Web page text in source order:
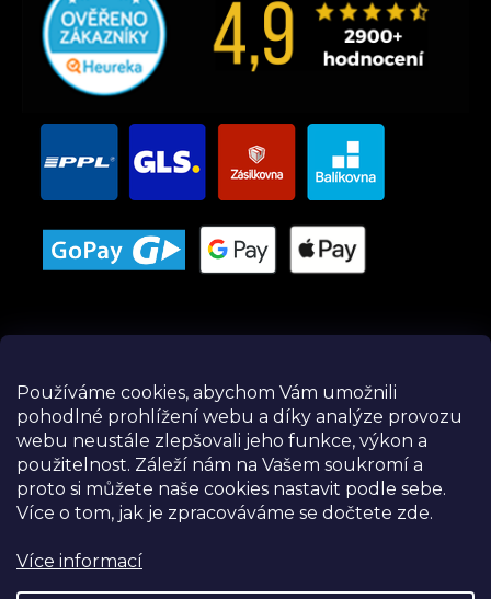
Používáme cookies, abychom Vám umožnili
pohodlné prohlížení webu a díky analýze provozu
webu neustále zlepšovali jeho funkce, výkon a
použitelnost. Záleží nám na Vašem soukromí a
proto si můžete naše cookies nastavit podle sebe.
Více o tom, jak je zpracováváme se dočtete zde.
Více informací
Instagram